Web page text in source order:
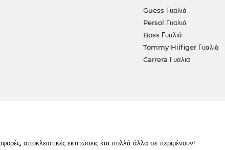
Guess Γυαλιά
Persol Γυαλιά
Boss Γυαλιά
Tommy Hilfiger Γυαλιά
Carrera Γυαλιά
αποκλειστικές εκπτώσεις και πολλά άλλα σε περιμένουν!